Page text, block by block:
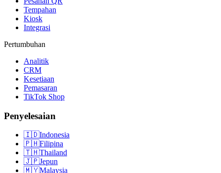
Tempahan
Kiosk
Integrasi
Pertumbuhan
Analitik
CRM
Kesetiaan
Pemasaran
TikTok Shop
Penyelesaian
🇮🇩Indonesia
🇵🇭Filipina
🇹🇭Thailand
🇯🇵Jepun
🇲🇾Malaysia